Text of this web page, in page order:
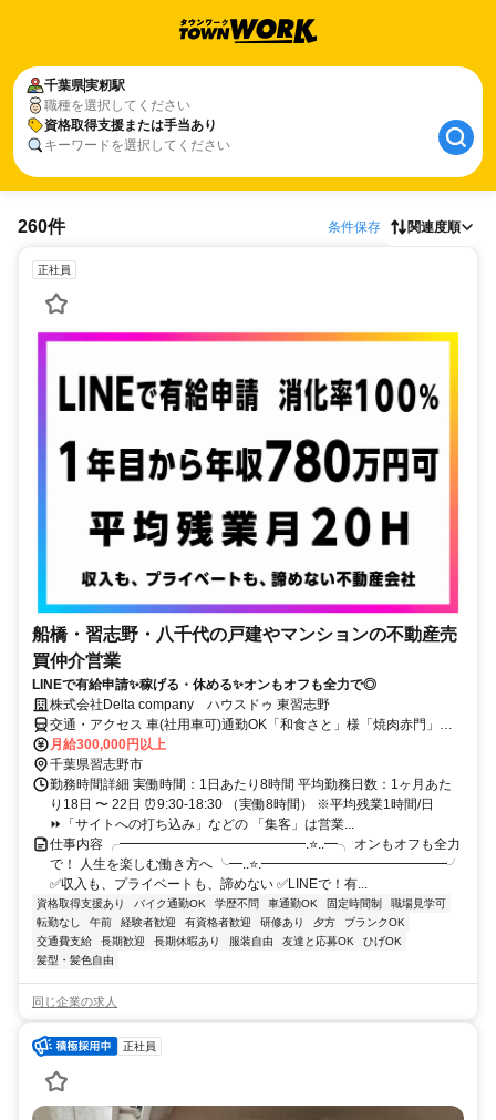
千葉県実籾駅
職種を選択してください
資格取得支援または手当あり
キーワードを選択してください
260件 条件保存 関連度順
正社員
船橋・習志野・八千代の戸建やマンションの不動産売
買仲介営業
LINEで有給申請✨稼げる・休める✨オンもオフも全力で◎
株式会社Delta company ハウスドゥ 東習志野
交通・アクセス 車(社用車可)通勤OK「和食さと」様「焼肉赤門」様
近く
月給300,000円以上
千葉県習志野市
勤務時間詳細 実働時間：1日あたり8時間 平均勤務日数：1ヶ月あた
り18日 〜 22日 ⏰9:30-18:30 （実働8時間） ※平均残業1時間/日
⏩「サイトへの打ち込み」などの 「集客」は営業...
仕事内容 ╭━━━━━━━━━━━━━━.⭐..━╮ オンもオフも全力
で！ 人生を楽しむ働き方へ ╰━..⭐.━━━━━━━━━━━━━━╯
✅収入も、プライベートも、諦めない ✅LINEで！有...
資格取得支援あり バイク通勤OK 学歴不問 車通勤OK 固定時間制
職場見学可
転勤なし
午前 経験者歓迎 有資格者歓迎 研修あり 夕方
ブランクOK
交通費支給
長期歓迎 長期休暇あり 服装自由 友達と応募OK
ひげOK
髪型・髪色自由
同じ企業の求人
正社員